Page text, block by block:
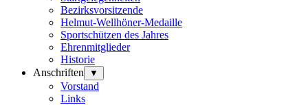
Bezirksvorsitzende
Helmut-Wellhöner-Medaille
Sportschützen des Jahres
Ehrenmitglieder
Historie
Anschriften
▼
Vorstand
Links